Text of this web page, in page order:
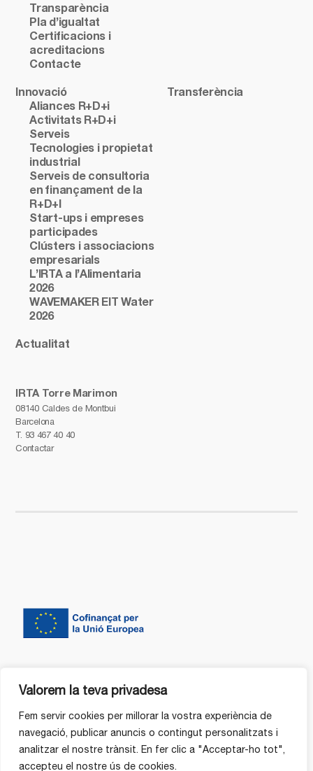
Valorem la teva privadesa
Fem servir cookies per millorar la vostra experiència de
navegació, publicar anuncis o contingut personalitzats i
analitzar el nostre trànsit. En fer clic a "Acceptar-ho tot",
accepteu el nostre ús de cookies.
IRTA Torre Marimon
08140 Caldes de Montbui
Barcelona
T. 93 467 40 40
Contactar
Transparència
Pla d’igualtat
Certificacions i
acreditacions
Contacte
Innovació
Aliances R+D+i
Activitats R+D+i
Serveis
Tecnologies i propietat
industrial
Serveis de consultoria
en finançament de la
R+D+I
Start-ups i empreses
participades
Clústers i associacions
empresarials
L’IRTA a l’Alimentaria
2026
WAVEMAKER EIT Water
2026
Transferència
Actualitat